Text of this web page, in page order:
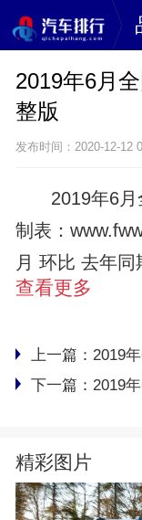
2019年6月
整版
发布时间：2020-12-12
2019年6
制表：
月 环比 去年同
查看更多
上一篇： 2019
下一篇： 2019
精彩图片